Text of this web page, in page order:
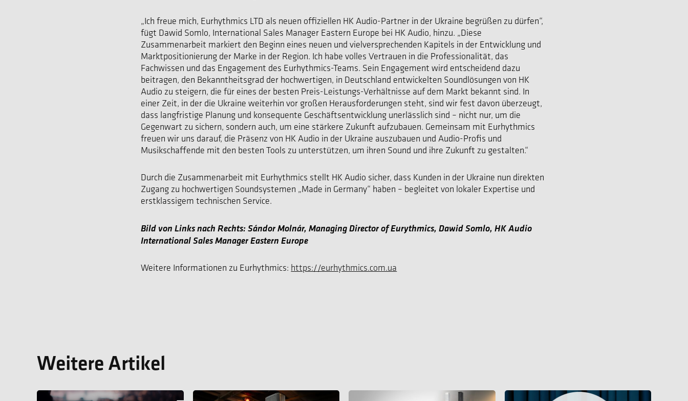
„Ich freue mich, Eurhythmics LTD als neuen offiziellen HK Audio-Partner in der Ukraine begrüßen zu dürfen“,
fügt Dawid Somlo, International Sales Manager Eastern Europe bei HK Audio, hinzu. „Diese
Zusammenarbeit markiert den Beginn eines neuen und vielversprechenden Kapitels in der Entwicklung und
Marktpositionierung der Marke in der Region. Ich habe volles Vertrauen in die Professionalität, das
Fachwissen und das Engagement des Eurhythmics-Teams. Sein Engagement wird entscheidend dazu
beitragen, den Bekanntheitsgrad der hochwertigen, in Deutschland entwickelten Soundlösungen von HK
Audio zu steigern, die für eines der besten Preis-Leistungs-Verhältnisse auf dem Markt bekannt sind. In
einer Zeit, in der die Ukraine weiterhin vor großen Herausforderungen steht, sind wir fest davon überzeugt,
dass langfristige Planung und konsequente Geschäftsentwicklung unerlässlich sind – nicht nur, um die
Gegenwart zu sichern, sondern auch, um eine stärkere Zukunft aufzubauen. Gemeinsam mit Eurhythmics
freuen wir uns darauf, die Präsenz von HK Audio in der Ukraine auszubauen und Audio-Profis und
Musikschaffende mit den besten Tools zu unterstützen, um ihren Sound und ihre Zukunft zu gestalten.“
Durch die Zusammenarbeit mit Eurhythmics stellt HK Audio sicher, dass Kunden in der Ukraine nun direkten
Zugang zu hochwertigen Soundsystemen „Made in Germany“ haben – begleitet von lokaler Expertise und
erstklassigem technischen Service.
Bild von Links nach Rechts: Sándor Molnár, Managing Director of Eurythmics, Dawid Somlo, HK Audio
International Sales Manager Eastern Europe
Weitere Informationen zu Eurhythmics: https://eurhythmics.com.ua
Weitere Artikel